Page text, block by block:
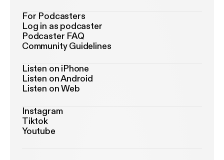
For Podcasters
Log in as podcaster
Podcaster FAQ
Community Guidelines
Listen on iPhone
Listen on Android
Listen on Web
Instagram
Tiktok
Youtube